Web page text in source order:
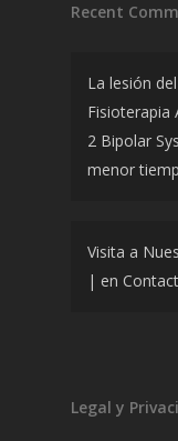
Recent
La lesión
Fisioterapia
2 Bipolar
menor
Visita a
| en
Legal y